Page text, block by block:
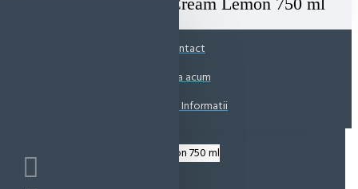
Contact
Suna acum
Solicita Informatii